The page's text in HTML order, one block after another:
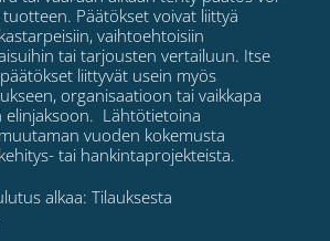
Päätökset voivat liittyä
vaihtoehtoisiin
tai tarjousten vertailuun. Itse
liittyvät usein myös
organisaatioon tai vaikkapa
elinjaksoon. Lähtötietoina
vuoden kokemusta
tai hankintaprojekteista.
alkaa: Tilauksesta